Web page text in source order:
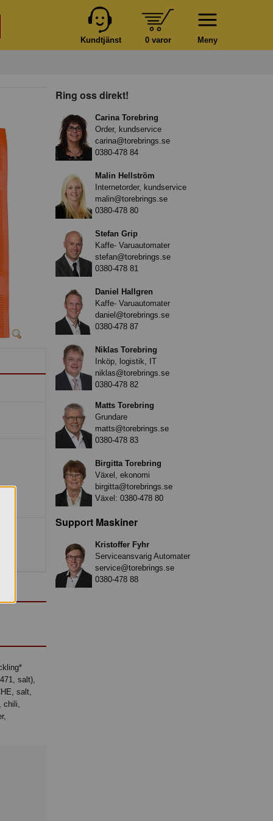
Meny
0 varor
Kundtjänst
salt),
salt,
chili,
Ring oss direkt!
Carina Torebring
Order, kundservice
carina@torebrings.se
0380-478 84
Malin Hellström
Internetorder, kundservice
malin@torebrings.se
0380-478 80
Stefan Grip
Kaffe- Varuautomater
stefan@torebrings.se
0380-478 81
Daniel Hallgren
Kaffe- Varuautomater
daniel@torebrings.se
0380-478 87
Niklas Torebring
Inköp, logistik, IT
niklas@torebrings.se
0380-478 82
Matts Torebring
Grundare
matts@torebrings.se
0380-478 83
Birgitta Torebring
Växel, ekonomi
birgitta@torebrings.se
Växel: 0380-478 80
Support Maskiner
Kristoffer Fyhr
Serviceansvarig Automater
service@torebrings.se
0380-478 88